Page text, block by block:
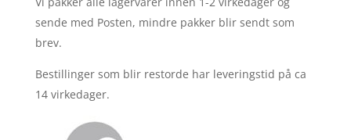
sende med Posten, mindre pakker blir sendt som
brev.
Bestillinger som blir restorde har leveringstid på ca
14 virkedager.